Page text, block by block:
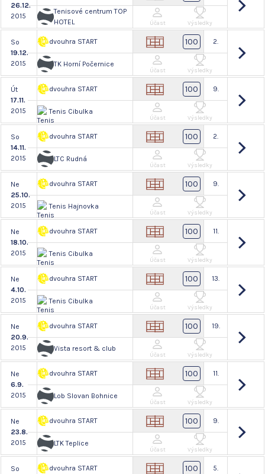
26.12.
2015
Tenisové centrum TOP
HOTEL
Účast Výsledky
So
19.12.
2015
dvouhra START
TK Horní Počernice
100 2.
Účast Výsledky
Út
17.11.
2015
dvouhra START
Tenis Cibulka
100 9.
Účast Výsledky
So
14.11.
2015
dvouhra START
LTC Rudná
100 2.
Účast Výsledky
Ne
25.10.
2015
dvouhra START
Tenis Hajnovka
100 9.
Účast Výsledky
Ne
18.10.
2015
dvouhra START
Tenis Cibulka
100 11.
Účast Výsledky
Ne
4.10.
2015
dvouhra START
Tenis Cibulka
100 13.
Účast Výsledky
Ne
20.9.
2015
dvouhra START
Vista resort & club
100 19.
Účast Výsledky
Ne
6.9.
2015
dvouhra START
Lob Slovan Bohnice
100 11.
Účast Výsledky
Ne
23.8.
2015
dvouhra START
LTK Teplice
100 9.
Účast Výsledky
So
dvouhra START 100 5.